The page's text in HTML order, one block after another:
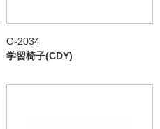
O-2034
学習椅子(CDY)